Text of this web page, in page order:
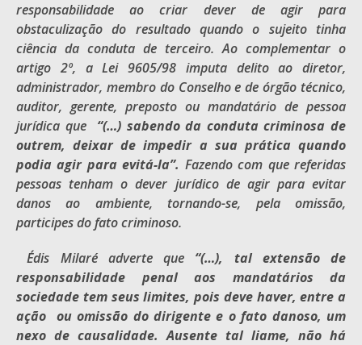
responsabilidade ao criar dever de agir para
obstaculização do resultado quando o sujeito tinha
ciência da conduta de terceiro. Ao complementar o
artigo 2º, a Lei 9605/98 imputa delito ao diretor,
administrador, membro do Conselho e de órgão técnico,
auditor, gerente, preposto ou mandatário de pessoa
jurídica que “(…) sabendo da conduta criminosa de
outrem, deixar de impedir a sua prática quando
podia agir para evitá-la”. Fazendo com que referidas
pessoas tenham o dever jurídico de agir para evitar
danos ao ambiente, tornando-se, pela omissão,
participes do fato criminoso.
Édis Milaré adverte que “(…), tal extensão de
responsabilidade penal aos mandatários da
sociedade tem seus limites, pois deve haver, entre a
ação ou omissão do dirigente e o fato danoso, um
nexo de causalidade. Ausente tal liame, não há